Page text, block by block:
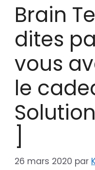
Brain
dites
vous
le
26 mars 2020 par